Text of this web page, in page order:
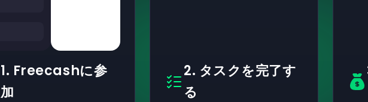
1. Freecashに参
加
2. タスクを完了す
る